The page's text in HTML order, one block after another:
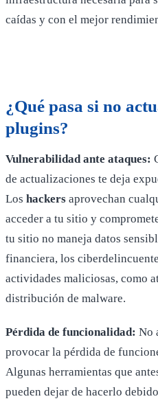
caídas y con el mejor
¿Qué pasa si no
plugins?
Vulnerabilidad ante ataques:
de actualizaciones te deja
Los hackers aprovechan
acceder a tu sitio y
tu sitio no maneja datos
financiera, los
actividades maliciosas, como
distribución de malware.
Pérdida de funcionalidad: No
provocar la pérdida de
Algunas herramientas que
pueden dejar de hacerlo